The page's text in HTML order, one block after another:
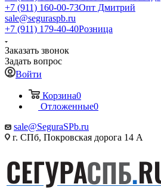
+7 (911) 160-00-73Опт Дмитрий
sale@seguraspb.ru
+7 (911) 179-40-40Розница
Заказать звонок
Задать вопрос
Войти
Корзина0
Отложенные0
sale@SeguraSPb.ru
г. СПб, Покровская дорога 14 А